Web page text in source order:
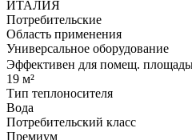
ИТАЛИЯ
Потребительские
Область применения
Универсальное оборудование
Эффективен для помещ.
19 м²
Тип теплоносителя
Вода
Потребительский класс
Премиум